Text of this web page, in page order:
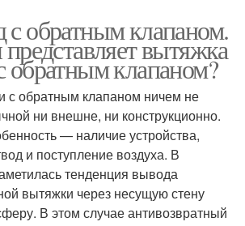
с обратным клапаном.
вытяжка
обратным клапаном?
с обратным клапаном ничем не
ни внешне, ни конструкционно.
— наличие устройства,
и поступление воздуха. В
тенденция вывода
вытяжки через несущую стену
В этом случае антивозвратный